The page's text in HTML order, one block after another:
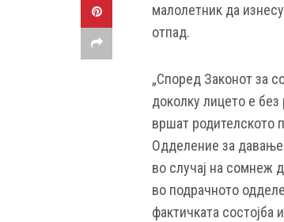
малолетник да
отпад.
„Според Законот за
доколку лицето е
вршат родителското
Одделение за давање
во случај на сомнеж
во подрачното
фактичката состојба